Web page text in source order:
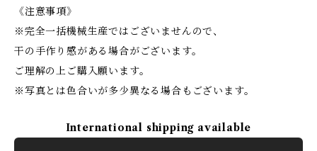
《注意事項》
※完全一括機械生産ではございませんので、
干の手作り感がある場合がございます。
ご理解の上ご購入願います。
※写真とは色合いが多少異なる場合もございます。
International shipping available